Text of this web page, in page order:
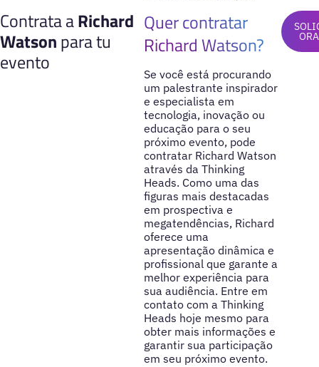
Contrata aRichard
Watsonpara tu
evento
Quer contratar
Richard Watson?
Se você está procurando
um palestrante inspirador
e especialista em
tecnologia, inovação ou
educação para o seu
próximo evento, pode
contratar Richard Watson
através da Thinking
Heads. Como uma das
figuras mais destacadas
em prospectiva e
megatendências, Richard
oferece uma
apresentação dinâmica e
profissional que garante a
melhor experiência para
sua audiência. Entre em
contato com a Thinking
Heads hoje mesmo para
obter mais informações e
garantir sua participação
em seu próximo evento.